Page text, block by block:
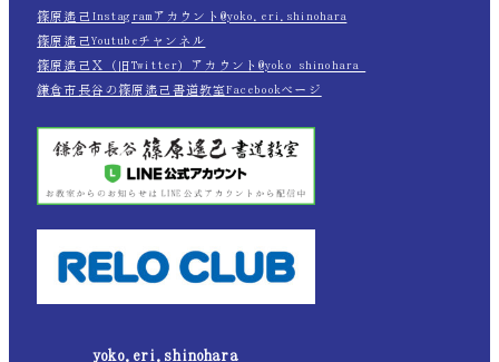
篠原遙己Instagramアカウント@yoko.eri.shinohara
篠原遙己Youtubeチャンネル
篠原遙己Ｘ（旧Twitter）アカウント@yoko_shinohara_
鎌倉市長谷の篠原遙己書道教室Facebookページ
yoko.eri.shinohara